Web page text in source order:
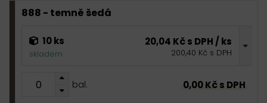
888 - temně šedá
10 ks
skladem
20,04 Kč s DPH / ks
200,40 Kč s DPH
bal. 0,00 Kč s DPH